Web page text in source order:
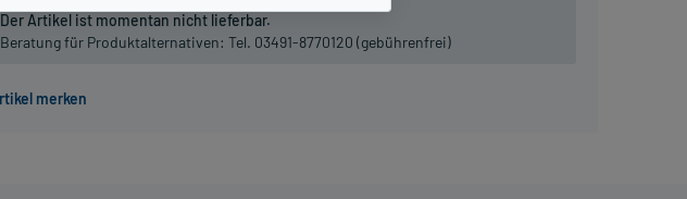
Der Artikel ist momentan nicht lieferbar.
Beratung für Produktalternativen: Tel. 03491-8770120 (gebührenfrei)